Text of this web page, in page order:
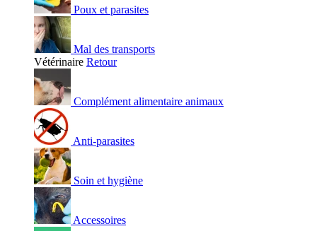
Poux et parasites
Mal des transports
Vétérinaire Retour
Complément alimentaire animaux
Anti-parasites
Soin et hygiène
Accessoires